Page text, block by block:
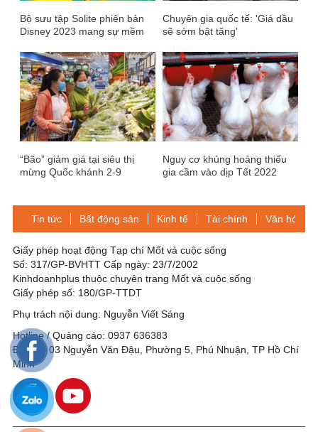
Bộ sưu tập Solite phiên bản
Disney 2023 mang sự mềm
dùng
Chuyên gia quốc tế: 'Giá dầu
sẽ sớm bật tăng'
“Bão” giảm giá tại siêu thị
mừng Quốc khánh 2-9
Nguy cơ khủng hoảng thiếu
gia cầm vào dịp Tết 2022
Tin tức Bất động sản Kinh tế Tài chính Văn hóa-
Giấy phép hoạt động Tạp chí Mốt và cuộc sống
Số: 317/GP-BVHTT Cấp ngày: 23/7/2002
Kinhdoanhplus thuộc chuyên trang Mốt và cuộc sống
Giấy phép số: 180/GP-TTDT
Phụ trách nội dung: Nguyễn Viết Sáng
Hotline / Quảng cáo: 0937 636383
Địa chỉ: 03 Nguyễn Văn Đậu, Phường 5, Phú Nhuận, TP Hồ Chí
Minh